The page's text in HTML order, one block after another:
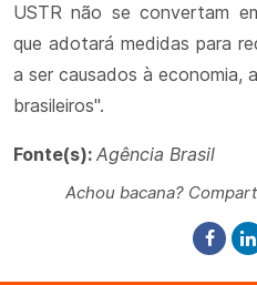
USTR não se convertam
que adotará medidas para
a ser causados à economia,
brasileiros".
Fonte(s): Agência Brasil
Achou bacana?